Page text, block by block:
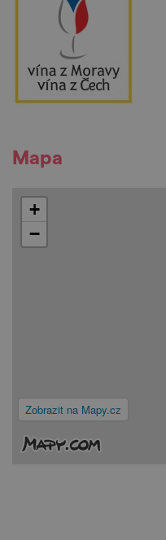
Mapa
Zobrazit na Mapy.cz
+
−